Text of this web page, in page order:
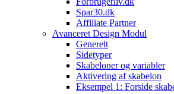
Spar30.dk
Affiliate Partner
Avanceret Design Modul
Generelt
Sidetyper
Skabeloner og variabler
Aktivering af skabelon
Eksempel 1: Forside